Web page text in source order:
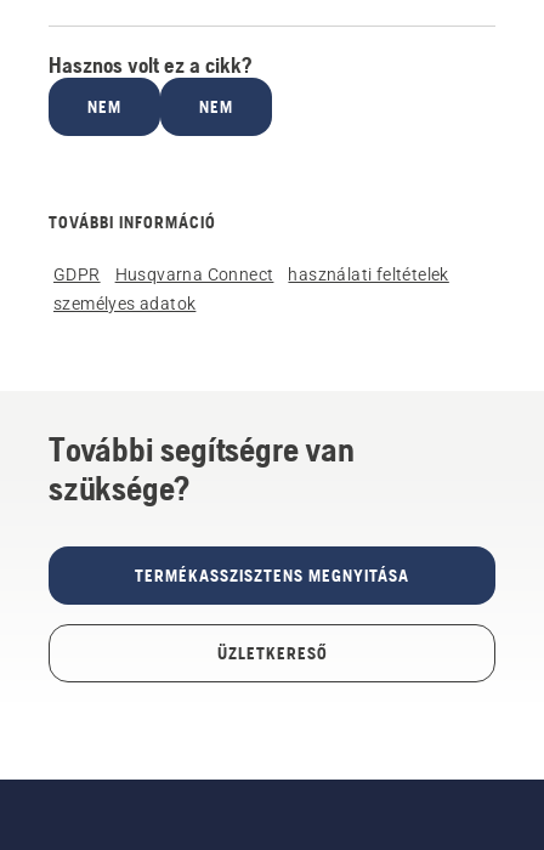
Hasznos volt ez a cikk?
NEM NEM
TOVÁBBI INFORMÁCIÓ
GDPR Husqvarna Connect
használati feltételek
személyes adatok
További segítségre van
szüksége?
TERMÉKASSZISZTENS MEGNYITÁSA
ÜZLETKERESŐ